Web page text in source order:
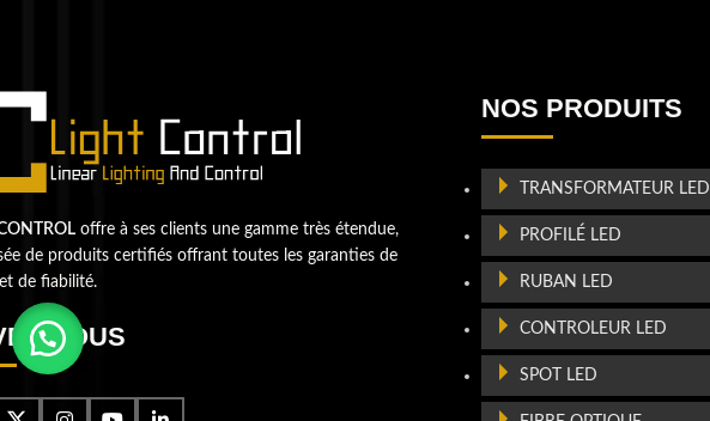
niveau supérieur!
Contactez-nous
offre à ses clients une gamme très étendue,
de produits certifiés offrant toutes les garanties de
de fiabilité.
NOUS
NOS PRODUITS
TRANSFORMATEUR LED
PROFILÉ LED
RUBAN LED
CONTROLEUR LED
SPOT LED